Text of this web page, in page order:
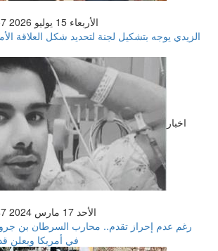
الأربعاء 15 يوليو 2026 02:57 صباحاً
الزيدي يوجه بتشكيل لجنة لتحديد شكل العلاقة
اخبار
الأحد 17 مارس 2024 11:47 صباحاً
رغم عدم إحراز تقدم.. محارب السرطان بن
في أمريكا ويعلن